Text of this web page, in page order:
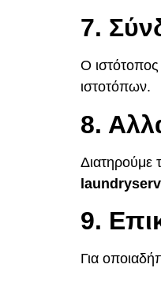
7.
Ο ιστότοπος
ιστοτόπων.
8.
Διατηρούμε
9.
Για